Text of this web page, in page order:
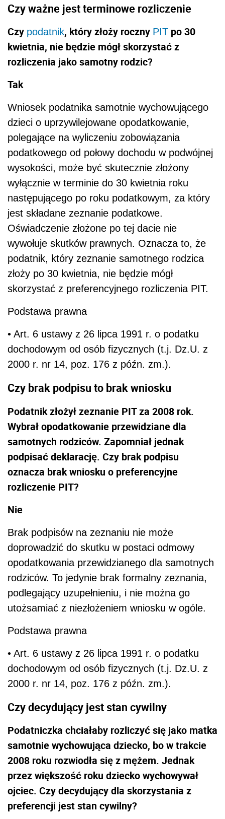
Czy ważne jest terminowe rozliczenie
Czy podatnik, który złoży roczny PIT po 30
kwietnia, nie będzie mógł skorzystać z
rozliczenia jako samotny rodzic?
Tak
Wniosek podatnika samotnie wychowującego
dzieci o uprzywilejowane opodatkowanie,
polegające na wyliczeniu zobowiązania
podatkowego od połowy dochodu w podwójnej
wysokości, może być skutecznie złożony
wyłącznie w terminie do 30 kwietnia roku
następującego po roku podatkowym, za który
jest składane zeznanie podatkowe.
Oświadczenie złożone po tej dacie nie
wywołuje skutków prawnych. Oznacza to, że
podatnik, który zeznanie samotnego rodzica
złoży po 30 kwietnia, nie będzie mógł
skorzystać z preferencyjnego rozliczenia PIT.
Podstawa prawna
• Art. 6 ustawy z 26 lipca 1991 r. o podatku
dochodowym od osób fizycznych (t.j. Dz.U. z
2000 r. nr 14, poz. 176 z późn. zm.).
Czy brak podpisu to brak wniosku
Podatnik złożył zeznanie PIT za 2008 rok.
Wybrał opodatkowanie przewidziane dla
samotnych rodziców. Zapomniał jednak
podpisać deklarację. Czy brak podpisu
oznacza brak wniosku o preferencyjne
rozliczenie PIT?
Nie
Brak podpisów na zeznaniu nie może
doprowadzić do skutku w postaci odmowy
opodatkowania przewidzianego dla samotnych
rodziców. To jedynie brak formalny zeznania,
podlegający uzupełnieniu, i nie można go
utożsamiać z niezłożeniem wniosku w ogóle.
Podstawa prawna
• Art. 6 ustawy z 26 lipca 1991 r. o podatku
dochodowym od osób fizycznych (t.j. Dz.U. z
2000 r. nr 14, poz. 176 z późn. zm.).
Czy decydujący jest stan cywilny
Podatniczka chciałaby rozliczyć się jako matka
samotnie wychowująca dziecko, bo w trakcie
2008 roku rozwiodła się z mężem. Jednak
przez większość roku dziecko wychowywał
ojciec. Czy decydujący dla skorzystania z
preferencji jest stan cywilny?